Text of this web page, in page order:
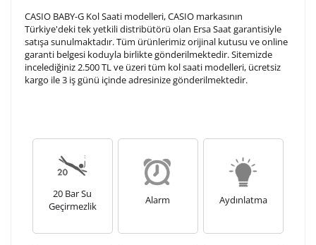
1. Satır
10/ 10
2. Satır
10/ 10
Lütfen font seçiniz
CASIO BABY-G Kol Saati modelleri, CASIO markasının
Türkiye'deki tek yetkili distribütörü olan Ersa Saat garantisiyle
satışa sunulmaktadır. Tüm ürünlerimiz orijinal kutusu ve online
garanti belgesi koduyla birlikte gönderilmektedir. Sitemizde
incelediğiniz 2.500 TL ve üzeri tüm kol saati modelleri, ücretsiz
kargo ile 3 iş günü içinde adresinize gönderilmektedir.
20 Bar Su
Geçirmezlik
Alarm Aydınlatma